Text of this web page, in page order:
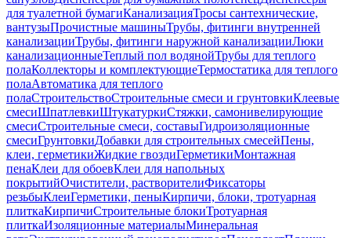
для туалетной бумагиКанализацияТросы сантехнические,
вантузыПрочистные машиныТрубы, фитинги внутренней
канализацииТрубы, фитинги наружной канализацииЛюки
канализационныеТеплый пол водянойТрубы для теплого
полаКоллекторы и комплектующиеТермостатика для теплого
полаАвтоматика для теплого
полаСтроительствоСтроительные смеси и грунтовкиКлеевые
смесиШпатлевкиШтукатуркиСтяжки, самонивелирующие
смесиСтроительные смеси, составыГидроизоляционные
смесиГрунтовкиДобавки для строительных смесейПены,
клеи, герметикиЖидкие гвоздиГерметикиМонтажная
пенаКлеи для обоевКлеи для напольных
покрытийОчистители, растворителиФиксаторы
резьбыКлеиГерметики, пеныКирпичи, блоки, тротуарная
плиткаКирпичиСтроительные блокиТротуарная
плиткаИзоляционные материалыМинеральная